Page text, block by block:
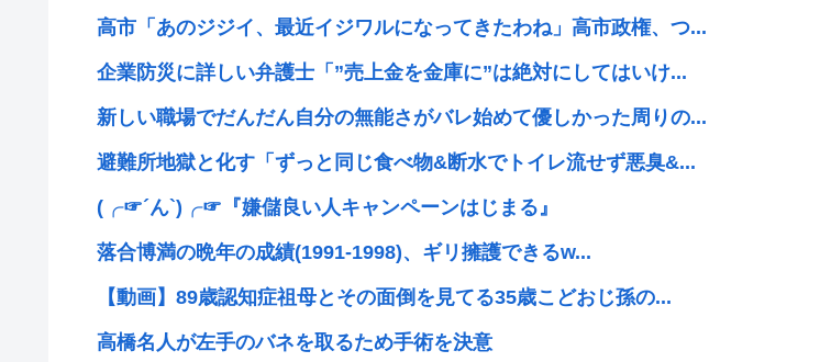
高市「あのジジイ、最近イジワルになってきたわね」高市政権、つ...
企業防災に詳しい弁護士「”売上金を金庫に”は絶対にしてはいけ...
新しい職場でだんだん自分の無能さがバレ始めて優しかった周りの...
避難所地獄と化す「ずっと同じ食べ物&断水でトイレ流せず悪臭&...
(╭☞´ん`)╭☞『嫌儲良い人キャンペーンはじまる』
落合博満の晩年の成績(1991-1998)、ギリ擁護できるw...
【動画】89歳認知症祖母とその面倒を見てる35歳こどおじ孫の...
高橋名人が左手のバネを取るため手術を決意